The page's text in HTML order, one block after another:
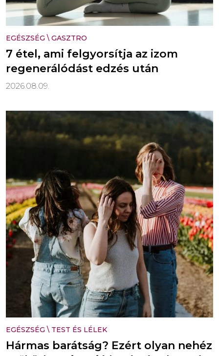
EGÉSZSÉG \ GASZTRO
7 étel, ami felgyorsítja az izom
regenerálódást edzés után
2026.08.09.
EGÉSZSÉG \ TEST ÉS LÉLEK
Hármas barátság? Ezért olyan nehéz